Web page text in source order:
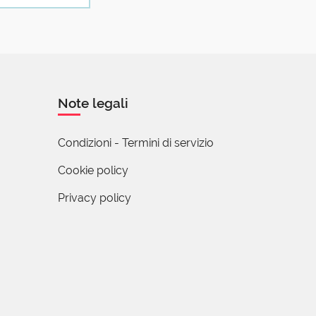
Note legali
Condizioni - Termini di servizio
Cookie policy
Privacy policy